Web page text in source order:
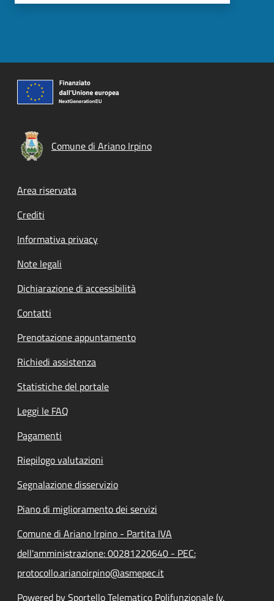
Comune di Ariano Irpino
Footer menu
Area riservata
Crediti
Informativa privacy
Note legali
Dichiarazione di accessibilità
Contatti
Prenotazione appuntamento
Richiedi assistenza
Statistiche del portale
Leggi le FAQ
Pagamenti
Riepilogo valutazioni
Segnalazione disservizio
Piano di miglioramento dei servizi
Comune di Ariano Irpino - Partita IVA
dell'amministrazione: 00281220640 - PEC:
protocollo.arianoirpino@asmepec.it
Powered by Sportello Telematico Polifunzionale (v.